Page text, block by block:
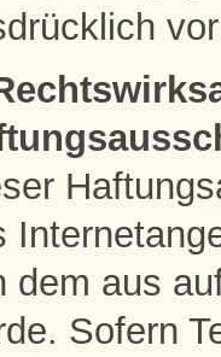
dem aus
Sofern